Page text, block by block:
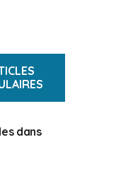
dans